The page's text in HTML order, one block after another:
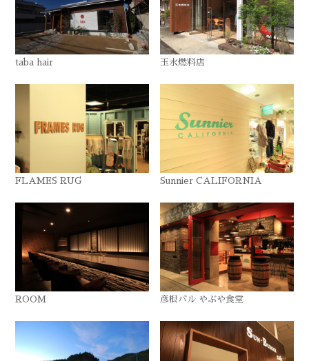
taba hair 玉水燃料店
FLAMES RUG Sunnier CALIFORNIA
ROOM 彦根バル やぶや食堂